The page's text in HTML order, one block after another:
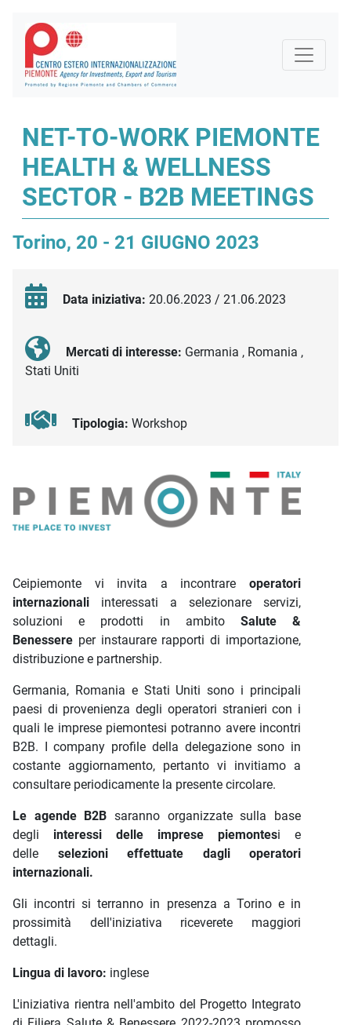
NET-TO-WORK PIEMONTE
HEALTH & WELLNESS
SECTOR - B2B MEETINGS
Torino, 20 - 21 GIUGNO 2023
Data iniziativa: 20.06.2023 / 21.06.2023
Mercati di interesse: Germania , Romania ,
Stati Uniti
Tipologia: Workshop
Ceipiemonte vi invita a incontrare operatori
internazionali interessati a selezionare servizi,
soluzioni e prodotti in ambito Salute &
Benessere per instaurare rapporti di importazione,
distribuzione e partnership.
Germania, Romania e Stati Uniti sono i principali
paesi di provenienza degli operatori stranieri con i
quali le imprese piemontesi potranno avere incontri
B2B. I company profile della delegazione sono in
costante aggiornamento, pertanto vi invitiamo a
consultare periodicamente la presente circolare.
Le agende B2B saranno organizzate sulla base
degli interessi delle imprese piemontesi e
delle selezioni effettuate dagli operatori
internazionali.
Gli incontri si terranno in presenza a Torino e in
prossimità dell'iniziativa riceverete maggiori
dettagli.
Lingua di lavoro: inglese
L'iniziativa rientra nell'ambito del Progetto Integrato